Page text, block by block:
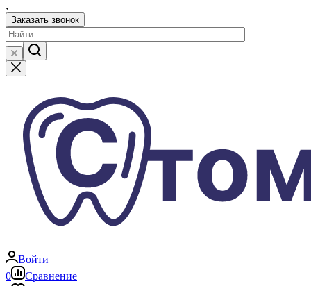
Заказать звонок
Войти
0
Сравнение